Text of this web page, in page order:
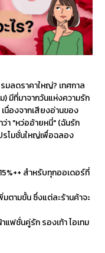
มลดราคาใหญ่? เทศกาล
มีที่มาจากวันแห่งความรัก
นื่องจากเสียงอ่านของ
า "หว่ออ้ายหนี่" (ฉันรัก
รโมชั่นใหญ่เพื่อฉลอง
สำหรับทุกออเดอร์ที่
ตามขั้น ซึ่งแต่ละร้านค้าจะ
แฟชั่นคู่รัก รองเท้า ไอเทม